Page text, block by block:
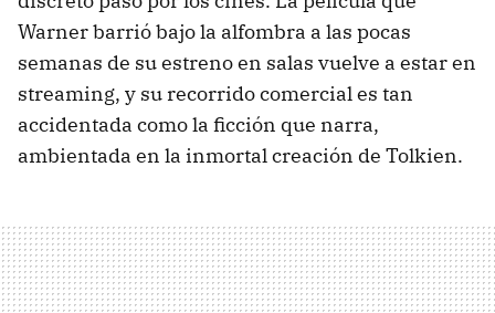
Warner barrió bajo la alfombra a las pocas
semanas de su estreno en salas vuelve a estar en
streaming, y su recorrido comercial es tan
accidentada como la ficción que narra,
ambientada en la inmortal creación de Tolkien.